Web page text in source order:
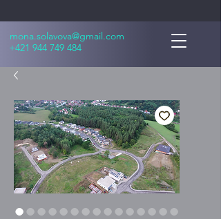
mona.solavova@gmail.com
+421 944 749 484